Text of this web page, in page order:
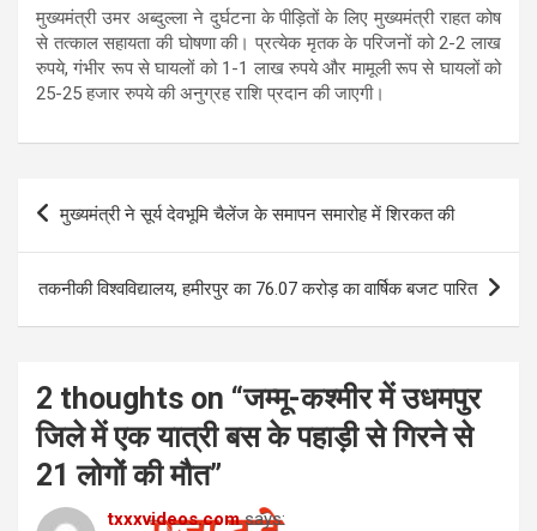
मुख्यमंत्री उमर अब्दुल्ला ने दुर्घटना के पीड़ितों के लिए मुख्यमंत्री राहत कोष
से तत्काल सहायता की घोषणा की। प्रत्येक मृतक के परिजनों को 2-2 लाख
रुपये, गंभीर रूप से घायलों को 1-1 लाख रुपये और मामूली रूप से घायलों को
25-25 हजार रुपये की अनुग्रह राशि प्रदान की जाएगी।
Post
navigation
मुख्यमंत्री ने सूर्य देवभूमि चैलेंज के समापन समारोह में शिरकत की
तकनीकी विश्वविद्यालय, हमीरपुर का 76.07 करोड़ का वार्षिक बजट पारित
2 thoughts on “जम्मू-कश्मीर में उधमपुर
जिले में एक यात्री बस के पहाड़ी से गिरने से
21 लोगों की मौत”
txxxvideos.com says: